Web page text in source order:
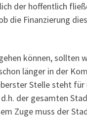
der hoffentlich
die Finanzierung
können, sollten
länger in der
Stelle steht für
der gesamten
Zuge muss der